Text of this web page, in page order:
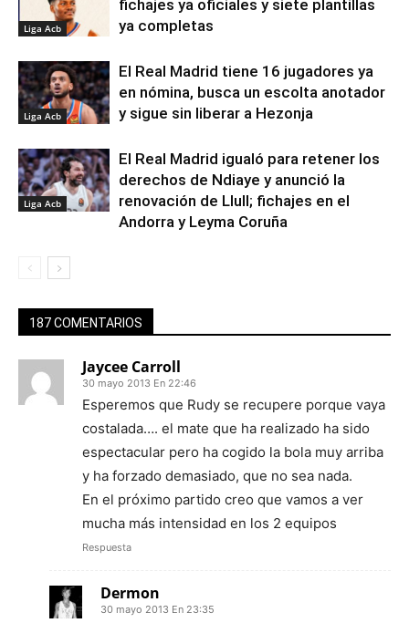
Liga Acb
fichajes ya oficiales y siete plantillas
ya completas
Liga Acb
El Real Madrid tiene 16 jugadores ya
en nómina, busca un escolta anotador
y sigue sin liberar a Hezonja
Liga Acb
El Real Madrid igualó para retener los
derechos de Ndiaye y anunció la
renovación de Llull; fichajes en el
Andorra y Leyma Coruña
187 COMENTARIOS
Jaycee Carroll
30 mayo 2013 En 22:46
Esperemos que Rudy se recupere porque vaya
costalada…. el mate que ha realizado ha sido
espectacular pero ha cogido la bola muy arriba
y ha forzado demasiado, que no sea nada.
En el próximo partido creo que vamos a ver
mucha más intensidad en los 2 equipos
Respuesta
Dermon
30 mayo 2013 En 23:35